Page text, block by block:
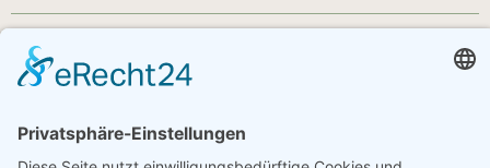
Haben Sie noch Fragen?